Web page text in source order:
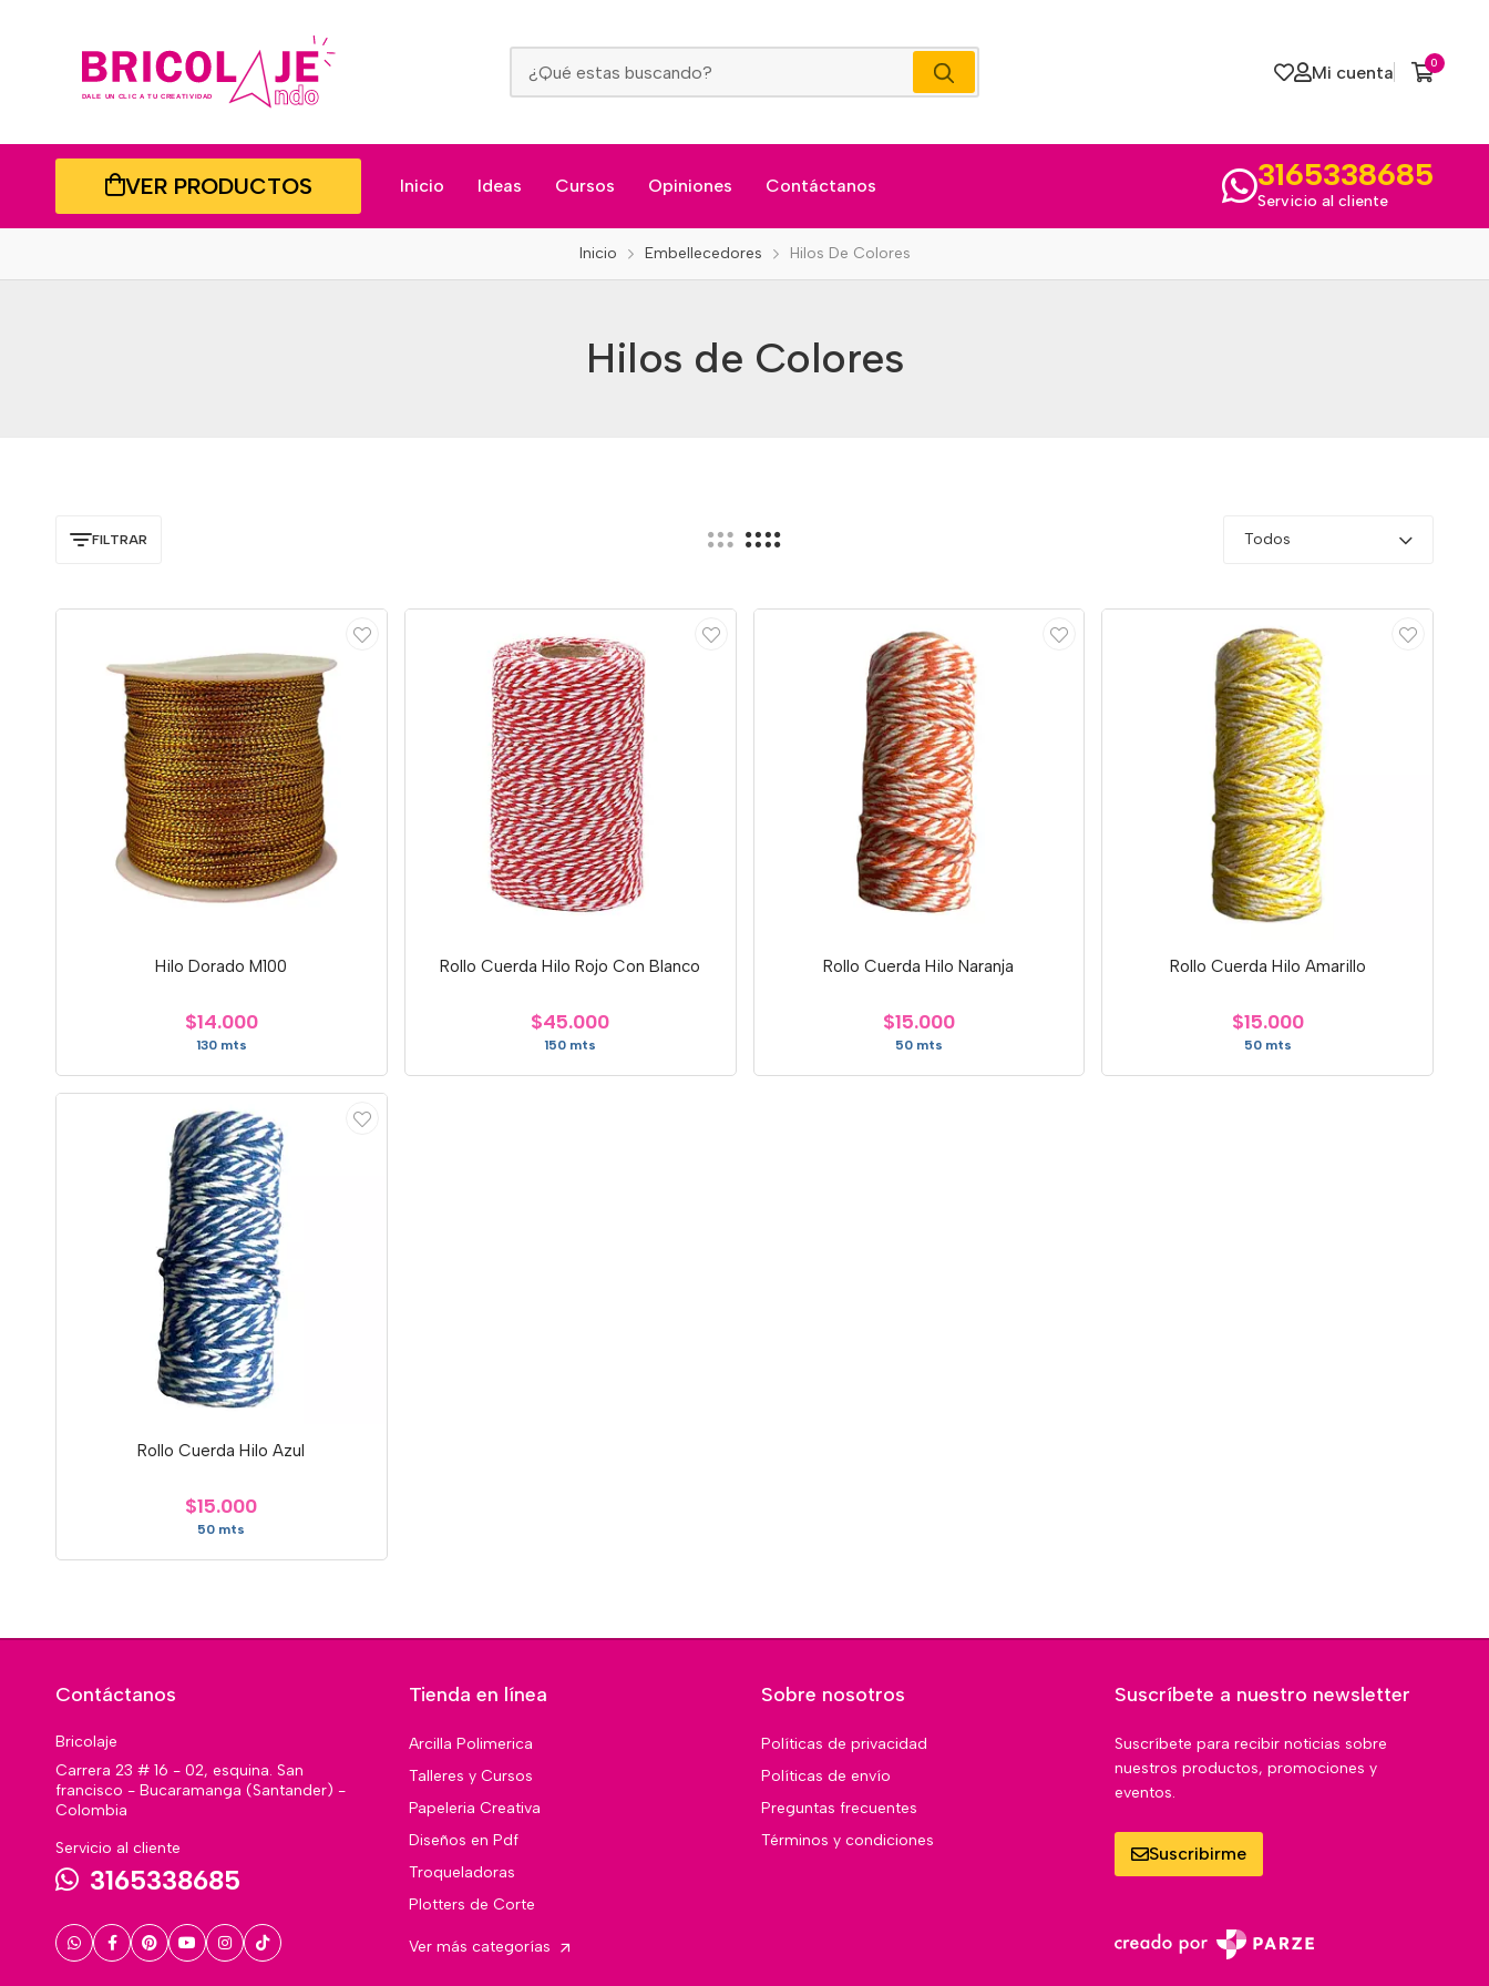
Mi cuenta 0
VER PRODUCTOS Inicio Ideas Cursos Opiniones Contáctanos 3165338685
Servicio al cliente
Inicio Embellecedores Hilos De Colores
Hilos de Colores
FILTRAR Todos
Hilo Dorado M100
$14.000
130 mts
Rollo Cuerda Hilo Rojo Con Blanco
$45.000
150 mts
Rollo Cuerda Hilo Naranja
$15.000
50 mts
Rollo Cuerda Hilo Amarillo
$15.000
50 mts
Rollo Cuerda Hilo Azul
$15.000
50 mts
Contáctanos
Bricolaje
Carrera 23 # 16 - 02, esquina. San
francisco - Bucaramanga (Santander) -
Colombia
Servicio al cliente
3165338685
Tienda en línea
Arcilla Polimerica
Talleres y Cursos
Papeleria Creativa
Diseños en Pdf
Troqueladoras
Plotters de Corte
Ver más categorías
Sobre nosotros
Políticas de privacidad
Políticas de envío
Preguntas frecuentes
Términos y condiciones
Suscríbete a nuestro newsletter
Suscríbete para recibir noticias sobre
nuestros productos, promociones y
eventos.
Suscribirme